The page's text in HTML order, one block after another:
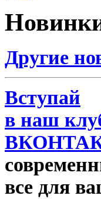
Другие
Вступай
в наш
все для